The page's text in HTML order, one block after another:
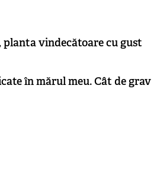
vindecătoare cu gust
în mărul meu. Cât de grav